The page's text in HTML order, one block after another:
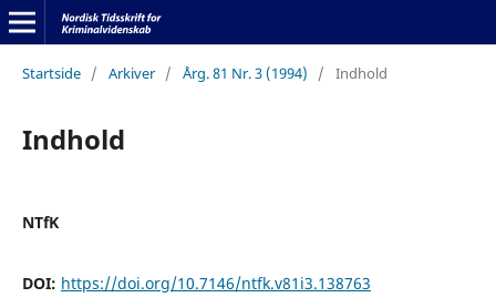
Startside / Arkiver / Årg. 81 Nr. 3 (1994) / Indhold
Indhold
NTfK
DOI: https://doi.org/10.7146/ntfk.v81i3.138763